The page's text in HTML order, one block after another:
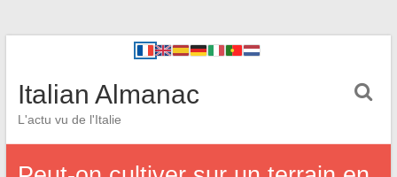
Italian Almanac
L'actu vu de l'Italie